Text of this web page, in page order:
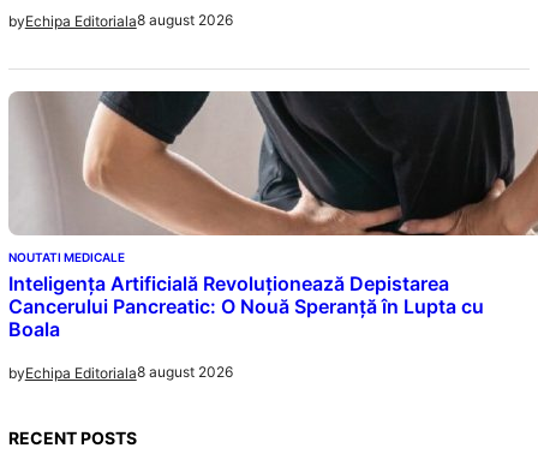
byEchipa Editoriala8 august 2026
NOUTATI MEDICALE
Inteligența Artificială Revoluționează Depistarea
Cancerului Pancreatic: O Nouă Speranță în Lupta cu
Boala
byEchipa Editoriala8 august 2026
RECENT POSTS